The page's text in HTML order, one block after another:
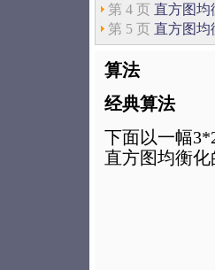
第 4 页 直方图均
第 5 页 直方图均
算法
经典算法
下面以一幅
直方图均衡化